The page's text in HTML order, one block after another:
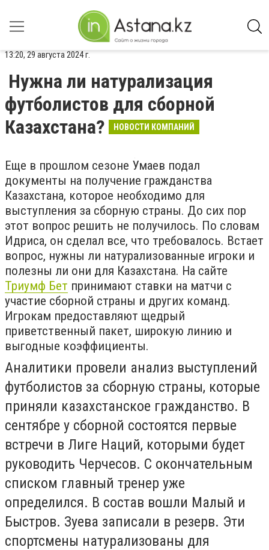
13:20, 29 августа 2024 г.
Нужна ли натурализация
футболистов для сборной
Казахстана?
НОВОСТИ КОМПАНИЙ
Еще в прошлом сезоне Умаев подал
документы на получение гражданства
Казахстана, которое необходимо для
выступления за сборную страны. До сих пор
этот вопрос решить не получилось. По словам
Идриса, он сделал все, что требовалось. Встает
вопрос, нужны ли натурализованные игроки и
полезны ли они для Казахстана. На сайте
Триумф Бет принимают ставки на матчи с
участие сборной страны и других команд.
Игрокам предоставляют щедрый
приветственный пакет, широкую линию и
выгодные коэффициенты.
Аналитики провели анализ выступлений
футболистов за сборную страны, которые
приняли казахстанское гражданство. В
сентябре у сборной состоятся первые
встречи в Лиге Наций, которыми будет
руководить Черчесов. С окончательным
списком главный тренер уже
определился. В состав вошли Малый и
Быстров. Зуева записали в резерв. Эти
спортсмены натурализованы для